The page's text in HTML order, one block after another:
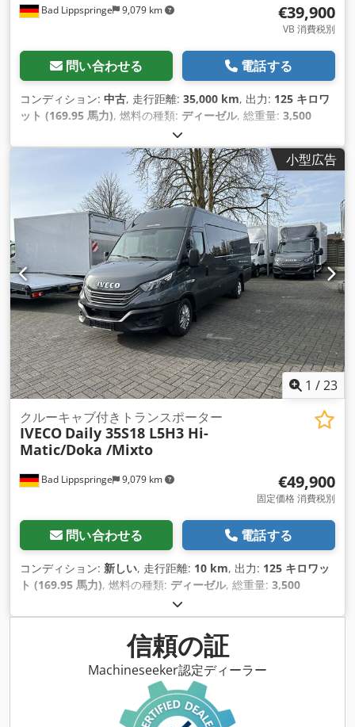
Bad Lippspringe 9,079 km €39,900
VB 消費税別
問い合わせる 電話する
コンディション: 中古, 走行距離: 35,000 km, 出力: 125 キロワ
ット (169.95 馬力), 燃料の種類: ディーゼル, 総重量: 3,500
, 変速方式:
クラス:ユーロ6, 座席数:7, 荷室長:3,600 mm, 荷室幅:1,750
1,900 mm, 製造年:2023, 装備:ABS（アンチロ
ック・ブレーキ・システム）, すすフィルター, エアコン, エア
バッグ, クルーズコントロール, セントラルロック, テールリフ
ト, トラクションコントロール, ナビゲーションシステム, パワ
ーステアリング, フォグランプ, 引き戸, 車載コンピュータ, 電子
安定制御プログラム (ESP)
小型広告
1 /23
Bad Lippspringe 9,079 km
クルーキャブ付きトランスポーター
IVECO Daily 35S18 L5H3 Hi-
Matic/Doka /Mixto
€49,900
固定価格 消費税別
問い合わせる 電話する
コンディション: 新しい, 走行距離: 10 km, 出力: 125 キロワッ
ト (169.95 馬力), 燃料の種類: ディーゼル, 総重量: 3,500
, 変速方式:
クラス:ユーロ6, 座席数:7, 荷室長:3,600 mm, 荷室幅:1,750
1,900 mm, 製造年:2024, 装備:
ック・ブレーキ・システム）, すすフィルター, エアコン, エア
バッグ, クルーズコントロール, セントラルロック, テールリフ
ト, トラクションコントロール, ナビゲーションシステム, パワ
ーステアリング, フォグランプ, 引き戸, 車載コンピュータ, 電子
安定制御プログラム (ESP),
信頼の証
Machineseeker認定ディーラー